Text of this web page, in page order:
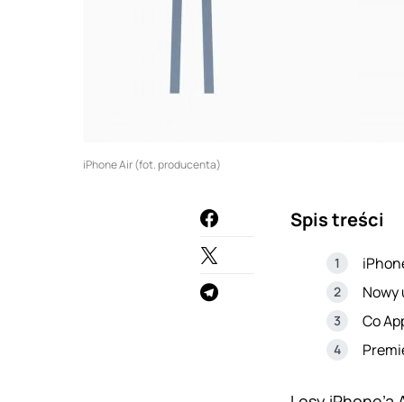
iPhone Air (fot. producenta)
Spis treści
Nowy
Co